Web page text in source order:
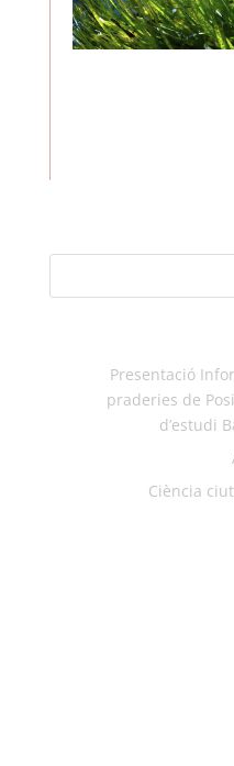
Presentació
praderies de
d’estudi
Ciència